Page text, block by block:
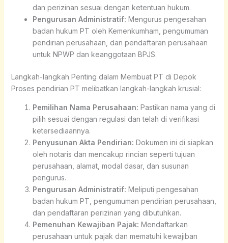
dan perizinan sesuai dengan ketentuan hukum.
Pengurusan Administratif: Mengurus pengesahan
badan hukum PT oleh Kemenkumham, pengumuman
pendirian perusahaan, dan pendaftaran perusahaan
untuk NPWP dan keanggotaan BPJS.
Langkah-langkah Penting dalam Membuat PT di Depok
Proses pendirian PT melibatkan langkah-langkah krusial:
Pemilihan Nama Perusahaan: Pastikan nama yang di
pilih sesuai dengan regulasi dan telah di verifikasi
ketersediaannya.
Penyusunan Akta Pendirian: Dokumen ini di siapkan
oleh notaris dan mencakup rincian seperti tujuan
perusahaan, alamat, modal dasar, dan susunan
pengurus.
Pengurusan Administratif: Meliputi pengesahan
badan hukum PT, pengumuman pendirian perusahaan,
dan pendaftaran perizinan yang dibutuhkan.
Pemenuhan Kewajiban Pajak: Mendaftarkan
perusahaan untuk pajak dan mematuhi kewajiban